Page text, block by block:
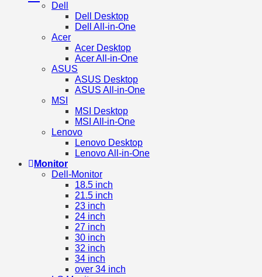
Dell
Dell Desktop
Dell All-in-One
Acer
Acer Desktop
Acer All-in-One
ASUS
ASUS Desktop
ASUS All-in-One
MSI
MSI Desktop
MSI All-in-One
Lenovo
Lenovo Desktop
Lenovo All-in-One
Monitor
Dell-Monitor
18.5 inch
21.5 inch
23 inch
24 inch
27 inch
30 inch
32 inch
34 inch
over 34 inch